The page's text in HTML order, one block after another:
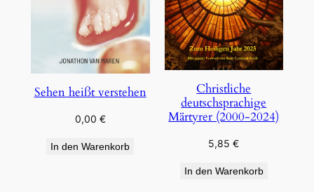
Sehen heißt verstehen
0,00 €
In den Warenkorb
Christliche
deutschsprachige
Märtyrer (2000-2024)
5,85€
In den Warenkorb